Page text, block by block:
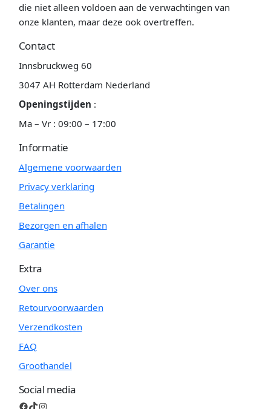
die niet alleen voldoen aan de verwachtingen van
onze klanten, maar deze ook overtreffen.
Contact
Innsbruckweg 60
3047 AH Rotterdam Nederland
Openingstijden :
Ma – Vr : 09:00 – 17:00
Informatie
Algemene voorwaarden
Privacy verklaring
Betalingen
Bezorgen en afhalen
Garantie
Extra
Over ons
Retourvoorwaarden
Verzendkosten
FAQ
Groothandel
Social media
Facebook TikTok Instagram